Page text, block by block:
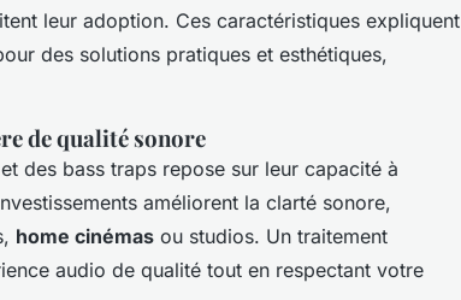
leur adoption. Ces caractéristiques expliquent
des solutions pratiques et esthétiques,
de qualité sonore
et des bass traps repose sur leur capacité à
améliorent la clarté sonore,
home cinémas ou studios. Un traitement
audio de qualité tout en respectant votre